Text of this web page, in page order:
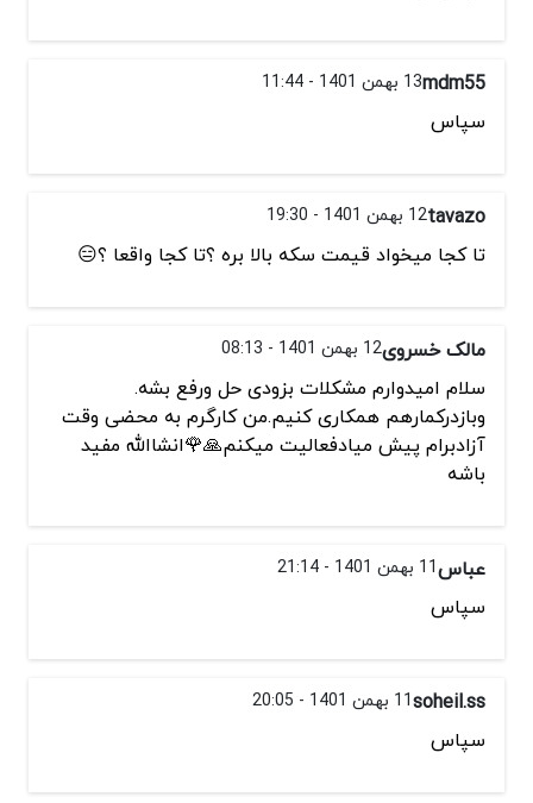
mdm5513 بهمن 1401 - 11:44
سپاس
tavazo12 بهمن 1401 - 19:30
تا کجا میخواد قیمت سکه بالا بره ؟تا کجا واقعا ؟😑
مالک خسروی12 بهمن 1401 - 08:13
سلام امیدوارم مشکلات بزودی حل ورفع بشه.
وبازدرکمارهم همکاری کنیم.من کارگرم به محضی وقت
آزادبرام پیش میادفعالیت میکنم🙏🌹انشاالله مفید
باشه
عباس11 بهمن 1401 - 21:14
سپاس
soheil.ss11 بهمن 1401 - 20:05
سپاس